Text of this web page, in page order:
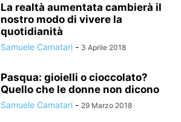
La realtà aumentata cambierà il
nostro modo di vivere la
quotidianità
Samuele Camatari - 3 Aprile 2018
Pasqua: gioielli o cioccolato?
Quello che le donne non dicono
Samuele Camatari - 29 Marzo 2018